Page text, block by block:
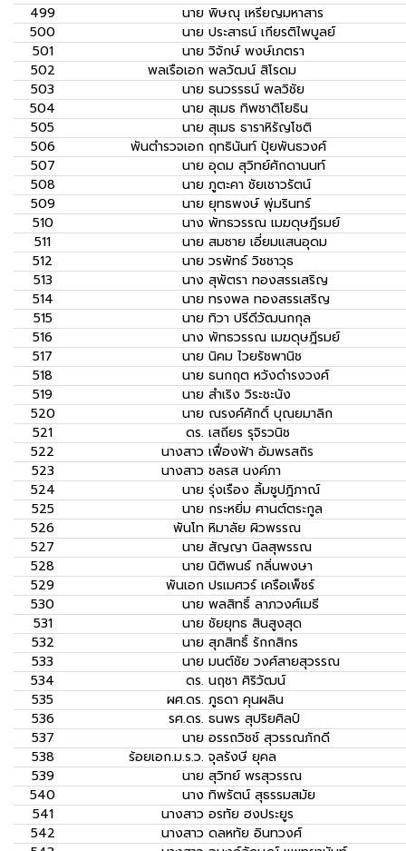
499
นาย พิษณุ เหรียญมหาสาร
500
นาย ประสาธน์ เกียรติไพบูลย์
501
นาย วิจักษ์ พงษ์เภตรา
502
พลเรือเอก พลวัฒน์ สิโรดม
503
นาย ธนวรรธน์ พลวิชัย
504
นาย สุเมธ ทิพชาติโยธิน
505
นาย สุเมธ ธาราหิรัญโชติ
506
พันตำรวจเอก ฤทธินันท์ ปุ้ยพันธวงศ์
507
นาย อุดม สุวิทย์ศักดานนท์
508
นาย ภูตะคา ชัยเชาวรัตน์
509
นาย ยุทธพงษ์ พุ่มรินทร์
510
นาง พัทธวรรณ เมฆดุษฎีรมย์
511
นาย สมชาย เอี่ยมแสนอุดม
512
นาย วรพัทธ์ วิชชาวุธ
513
นาง สุพัตรา ทองสรรเสริญ
514
นาย ทรงพล ทองสรรเสริญ
515
นาย ทิวา ปรีดีวัฒนกกุล
516
นาง พัทธวรรณ เมฆดุษฎีรมย์
517
นาย นิคม ไวยรัชพานิช
518
นาย ธนกฤต หวังดำรงวงศ์
519
นาย สำเริง วิระชะนัง
520
นาย ณรงค์ศักดิ์ บุณยมาลิก
521
ดร. เสถียร รุจิรวนิช
522
นางสาว เฟื่องฟ้า อัมพรสถิร
523
นางสาว ชลรส นงค์ภา
524
นาย รุ่งเรือง ลิ้มชูปฎิภาณ์
525
นาย กระหยิ่ม ศานต์ตระกูล
526
พันโท หิมาลัย ผิวพรรณ
527
นาย สัญญา นิลสุพรรณ
528
นาย นิติพนธ์ กลิ่นพงษา
529
พันเอก ปรเมศวร์ เครือเพ็ชร์
530
นาย พลสิทธิ์ ลาภวงศ์เมธี
531
นาย ชัยยุทธ สินสูงสุด
532
นาย สุภสิทธิ์ รักกสิกร
533
นาย มนต์ชัย วงศ์สายสุวรรณ
534
ดร. นฤชา ศิริวัฒน์
535
ผศ.ดร. ภูธดา คุนผลิน
536
รศ.ดร. ธนพร สุปริยศิลป์
537
นาย อรรถวิชช์ สุวรรณภักดี
538
ร้อยเอก.ม.ร.ว. จุลรังษี ยุคล
539
นาย สุวิทย์ พรสุวรรณ
540
นาง ทิพรัตน์ สุธรรมสมัย
541
นางสาว อรทัย ฮงประยูร
542
นางสาว ดลหทัย อินทวงศ์